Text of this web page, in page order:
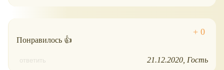
Понравилось 👍
ответить 21.12.2020 Гость